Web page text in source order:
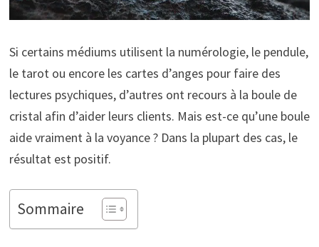
Si certains médiums utilisent la numérologie, le pendule,
le tarot ou encore les cartes d’anges pour faire des
lectures psychiques, d’autres ont recours à la boule de
cristal afin d’aider leurs clients. Mais est-ce qu’une boule
aide vraiment à la voyance ? Dans la plupart des cas, le
résultat est positif.
Sommaire